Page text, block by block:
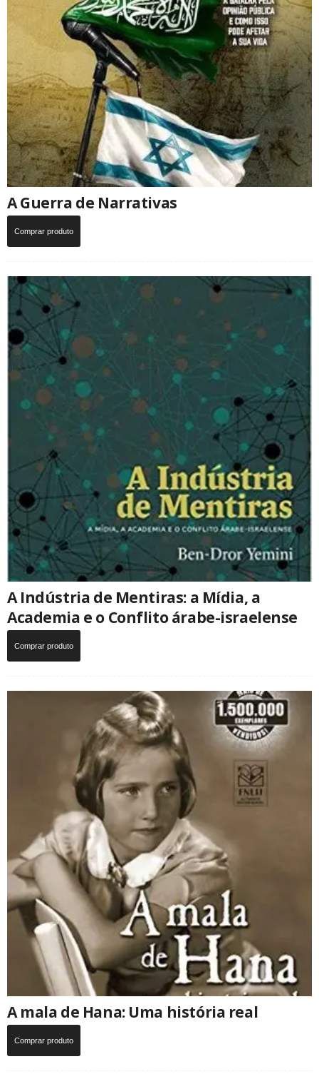
A Guerra de Narrativas
Comprar produto
A Indústria de Mentiras: a Mídia, a
Academia e o Conflito árabe-israelense
Comprar produto
A mala de Hana: Uma história real
Comprar produto